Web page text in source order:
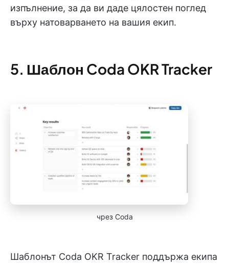
изпълнение, за да ви даде цялостен поглед
върху натоварването на вашия екип.
5. Шаблон Coda OKR Tracker
чрез Coda
Шаблонът Coda OKR Tracker поддържа екипа